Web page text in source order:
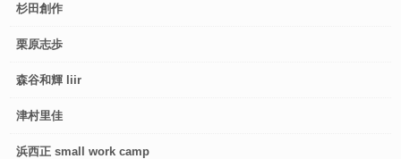
杉田創作
栗原志歩
森谷和輝 liir
津村里佳
浜西正 small work camp